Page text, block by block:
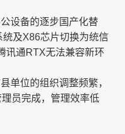
设备的逐步国产化替
及X86芯片切换为统信
讯通RTX无法兼容新环
单位的组织调整频繁，
员完成，管理效率低